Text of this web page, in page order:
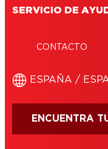
SERVICIO DE
CONTACTO
ESPAÑA /
ENCUENTRA